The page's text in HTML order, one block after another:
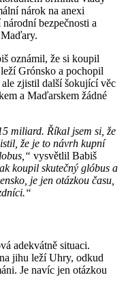
nárok na anexi
bezpečnosti a
oznámil, že si koupil
Grónsko a pochopil
zjistil další šokující věc
a Maďarskem žádné
miliard. Říkal jsem si, že
že je to návrh kupní
vysvětlil Babiš
koupil skutečný glóbus a
je jen otázkou času,
adekvátně situaci.
jihu leží Uhry, odkud
Je navíc jen otázkou